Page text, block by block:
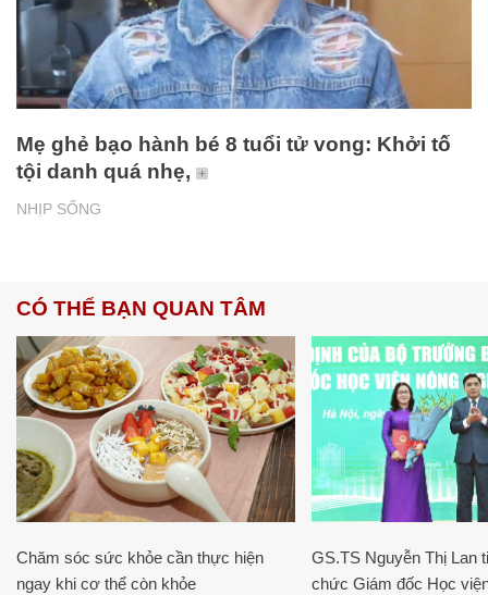
NHỊP SỐNG
Mẹ ghẻ bạo hành bé 8 tuổi tử vong: Khởi tố
tội danh quá nhẹ,
CÓ THỂ BẠN QUAN TÂM
Chăm sóc sức khỏe cần thực hiện
ngay khi cơ thể còn khỏe
GS.TS Nguyễn Thị Lan
chức Giám đốc Học